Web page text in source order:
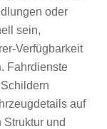
oder
sein,
Verfügbarkeit
. Fahrdienste
auf
und